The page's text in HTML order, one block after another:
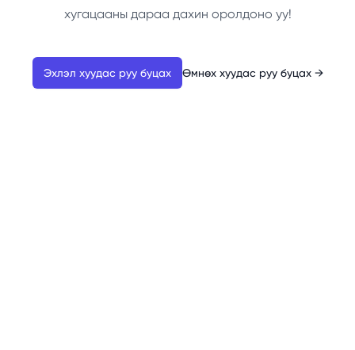
хугацааны дараа дахин оролдоно уу!
Эхлэл хуудас руу буцах Өмнөх хуудас руу буцах →